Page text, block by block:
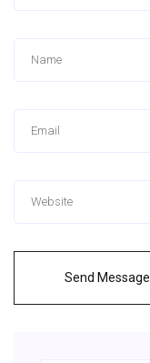
Send Message